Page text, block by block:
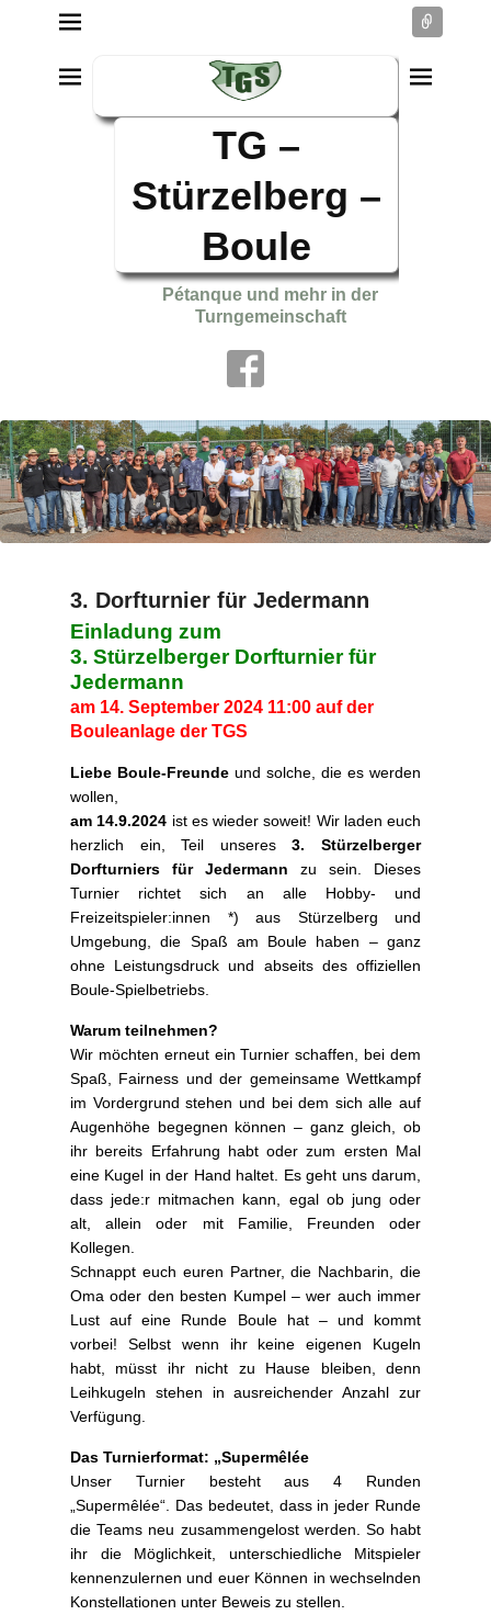
TG –
Stürzelberg –
Boule
Pétanque und mehr in der
Turngemeinschaft
3. Dorfturnier für Jedermann
P
o
s
t
e
o
n
2
8
.
A
u
g
u
s
Einladung zum
3. Stürzelberger Dorfturnier für
Jedermann
am 14. September 2024 11:00 auf der
Bouleanlage der TGS
Liebe Boule-Freunde und solche, die es werden
wollen,
am 14.9.2024 ist es wieder soweit! Wir laden euch
herzlich ein, Teil unseres3. Stürzelberger
Dorfturniers für Jedermann zu sein. Dieses
Turnier richtet sich an alle Hobby- und
Freizeitspieler:innen *) aus Stürzelberg und
Umgebung, die Spaß am Boule haben – ganz
ohne Leistungsdruck und abseits des offiziellen
Boule-Spielbetriebs.
Warum teilnehmen?
Wir möchten erneut ein Turnier schaffen, bei dem
Spaß, Fairness und der gemeinsame Wettkampf
im Vordergrund stehen und bei dem sich alle auf
Augenhöhe begegnen können – ganz gleich, ob
ihr bereits Erfahrung habt oder zum ersten Mal
eine Kugel in der Hand haltet. Es geht uns darum,
dass jede:r mitmachen kann, egal ob jung oder
alt, allein oder mit Familie, Freunden oder
Kollegen.
Schnappt euch euren Partner, die Nachbarin, die
Oma oder den besten Kumpel – wer auch immer
Lust auf eine Runde Boule hat – und kommt
vorbei! Selbst wenn ihr keine eigenen Kugeln
habt, müsst ihr nicht zu Hause bleiben, denn
Leihkugeln stehen in ausreichender Anzahl zur
Verfügung.
Das Turnierformat: „Supermêlée
Unser Turnier besteht aus 4 Runden
„Supermêlée“. Das bedeutet, dass in jeder Runde
die Teams neu zusammengelost werden. So habt
ihr die Möglichkeit, unterschiedliche Mitspieler
kennenzulernen und euer Können in wechselnden
Konstellationen unter Beweis zu stellen.